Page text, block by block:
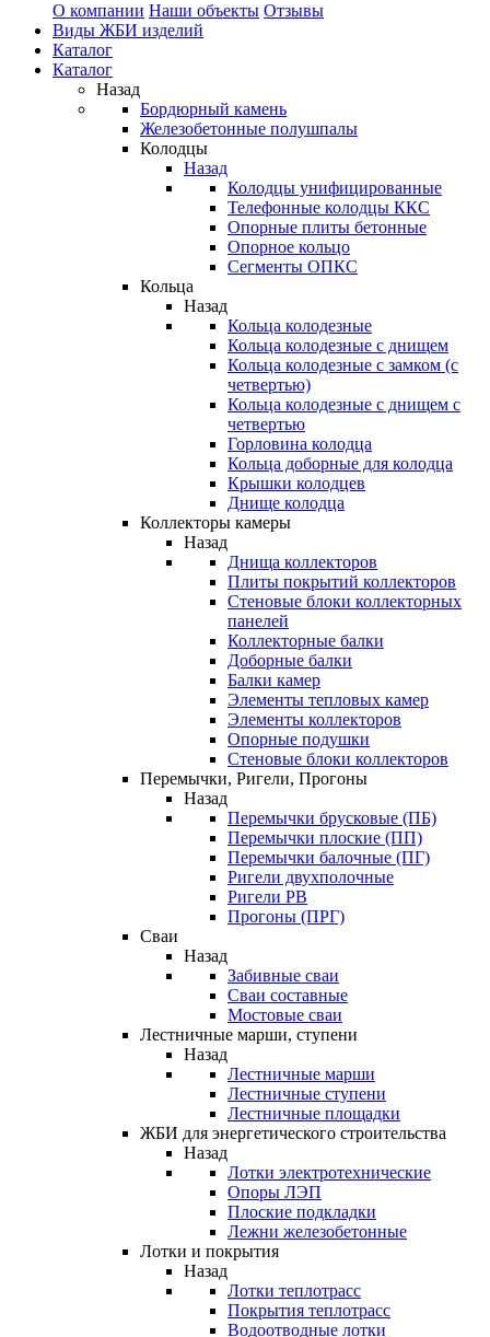
О компании Наши объекты Отзывы
Виды ЖБИ изделий
Каталог
Каталог
Назад
Бордюрный камень
Железобетонные полушпалы
Колодцы
Назад
Колодцы унифицированные
Телефонные колодцы ККС
Опорные плиты бетонные
Опорное кольцо
Сегменты ОПКС
Кольца
Назад
Кольца колодезные
Кольца колодезные с днищем
Кольца колодезные с замком (с
четвертью)
Кольца колодезные с днищем с
четвертью
Горловина колодца
Кольца доборные для колодца
Крышки колодцев
Днище колодца
Коллекторы камеры
Назад
Днища коллекторов
Плиты покрытий коллекторов
Стеновые блоки коллекторных
панелей
Коллекторные балки
Доборные балки
Балки камер
Элементы тепловых камер
Элементы коллекторов
Опорные подушки
Стеновые блоки коллекторов
Перемычки, Ригели, Прогоны
Назад
Перемычки брусковые (ПБ)
Перемычки плоские (ПП)
Перемычки балочные (ПГ)
Ригели двухполочные
Ригели РВ
Прогоны (ПРГ)
Сваи
Назад
Забивные сваи
Сваи составные
Мостовые сваи
Лестничные марши, ступени
Назад
Лестничные марши
Лестничные ступени
Лестничные площадки
ЖБИ для энергетического строительства
Назад
Лотки электротехнические
Опоры ЛЭП
Плоские подкладки
Лежни железобетонные
Лотки и покрытия
Назад
Лотки теплотрасс
Покрытия теплотрасс
Водоотводные лотки